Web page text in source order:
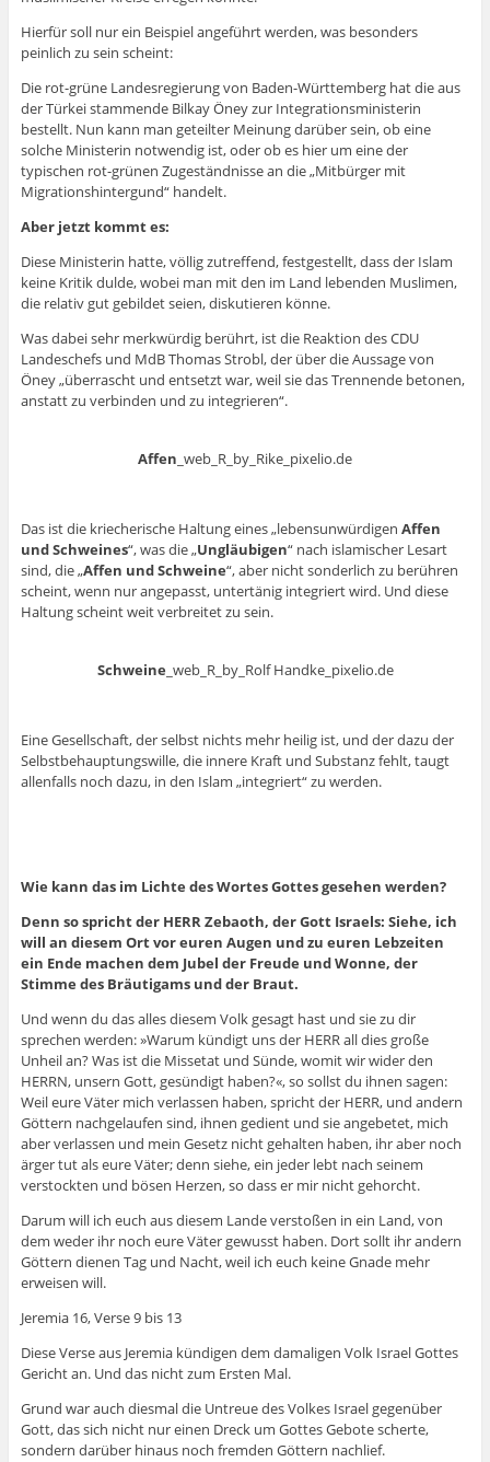
Hierfür soll nur ein Beispiel angeführt werden, was besonders
peinlich zu sein scheint:
Die rot-grüne Landesregierung von Baden-Württemberg hat die aus
der Türkei stammende Bilkay Öney zur Integrationsministerin
bestellt. Nun kann man geteilter Meinung darüber sein, ob eine
solche Ministerin notwendig ist, oder ob es hier um eine der
typischen rot-grünen Zugeständnisse an die „Mitbürger mit
Migrationshintergund“ handelt.
Aber jetzt kommt es:
Diese Ministerin hatte, völlig zutreffend, festgestellt, dass der Islam
keine Kritik dulde, wobei man mit den im Land lebenden Muslimen,
die relativ gut gebildet seien, diskutieren könne.
Was dabei sehr merkwürdig berührt, ist die Reaktion des CDU
Landeschefs und MdB Thomas Strobl, der über die Aussage von
Öney „überrascht und entsetzt war, weil sie das Trennende betonen,
anstatt zu verbinden und zu integrieren“.
Affen _web_R_by_Rike_pixelio.de
Das ist die kriecherische Haltung eines „lebensunwürdigen Affen
und Schweines“, was die „Ungläubigen“ nach islamischer Lesart
sind, die „Affen und Schweine“, aber nicht sonderlich zu berühren
scheint, wenn nur angepasst, untertänig integriert wird. Und diese
Haltung scheint weit verbreitet zu sein.
Schweine _web_R_by_Rolf Handke_pixelio.de
Eine Gesellschaft, der selbst nichts mehr heilig ist, und der dazu der
Selbstbehauptungswille, die innere Kraft und Substanz fehlt, taugt
allenfalls noch dazu, in den Islam „integriert“ zu werden.
Wie kann das im Lichte des Wortes Gottes gesehen werden?
Denn so spricht der HERR Zebaoth, der Gott Israels: Siehe, ich
will an diesem Ort vor euren Augen und zu euren Lebzeiten
ein Ende machen dem Jubel der Freude und Wonne, der
Stimme des Bräutigams und der Braut.
Und wenn du das alles diesem Volk gesagt hast und sie zu dir
sprechen werden: »Warum kündigt uns der HERR all dies große
Unheil an? Was ist die Missetat und Sünde, womit wir wider den
HERRN, unsern Gott, gesündigt haben?«, so sollst du ihnen sagen:
Weil eure Väter mich verlassen haben, spricht der HERR, und andern
Göttern nachgelaufen sind, ihnen gedient und sie angebetet, mich
aber verlassen und mein Gesetz nicht gehalten haben, ihr aber noch
ärger tut als eure Väter; denn siehe, ein jeder lebt nach seinem
verstockten und bösen Herzen, so dass er mir nicht gehorcht.
Darum will ich euch aus diesem Lande verstoßen in ein Land, von
dem weder ihr noch eure Väter gewusst haben. Dort sollt ihr andern
Göttern dienen Tag und Nacht, weil ich euch keine Gnade mehr
erweisen will.
Jeremia 16, Verse 9 bis 13
Diese Verse aus Jeremia kündigen dem damaligen Volk Israel Gottes
Gericht an. Und das nicht zum Ersten Mal.
Grund war auch diesmal die Untreue des Volkes Israel gegenüber
Gott, das sich nicht nur einen Dreck um Gottes Gebote scherte,
sondern darüber hinaus noch fremden Göttern nachlief.